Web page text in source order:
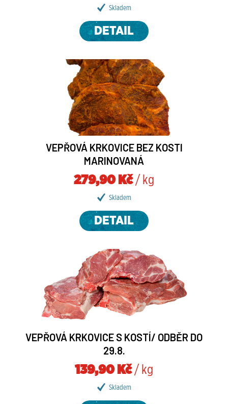
Skladem
DETAIL
VEPŘOVÁ KRKOVICE BEZ KOSTI
MARINOVANÁ
279,90 Kč/ kg
Skladem
DETAIL
VEPŘOVÁ KRKOVICE S KOSTÍ/ ODBĚR DO
29.8.
139,90 Kč/ kg
Skladem